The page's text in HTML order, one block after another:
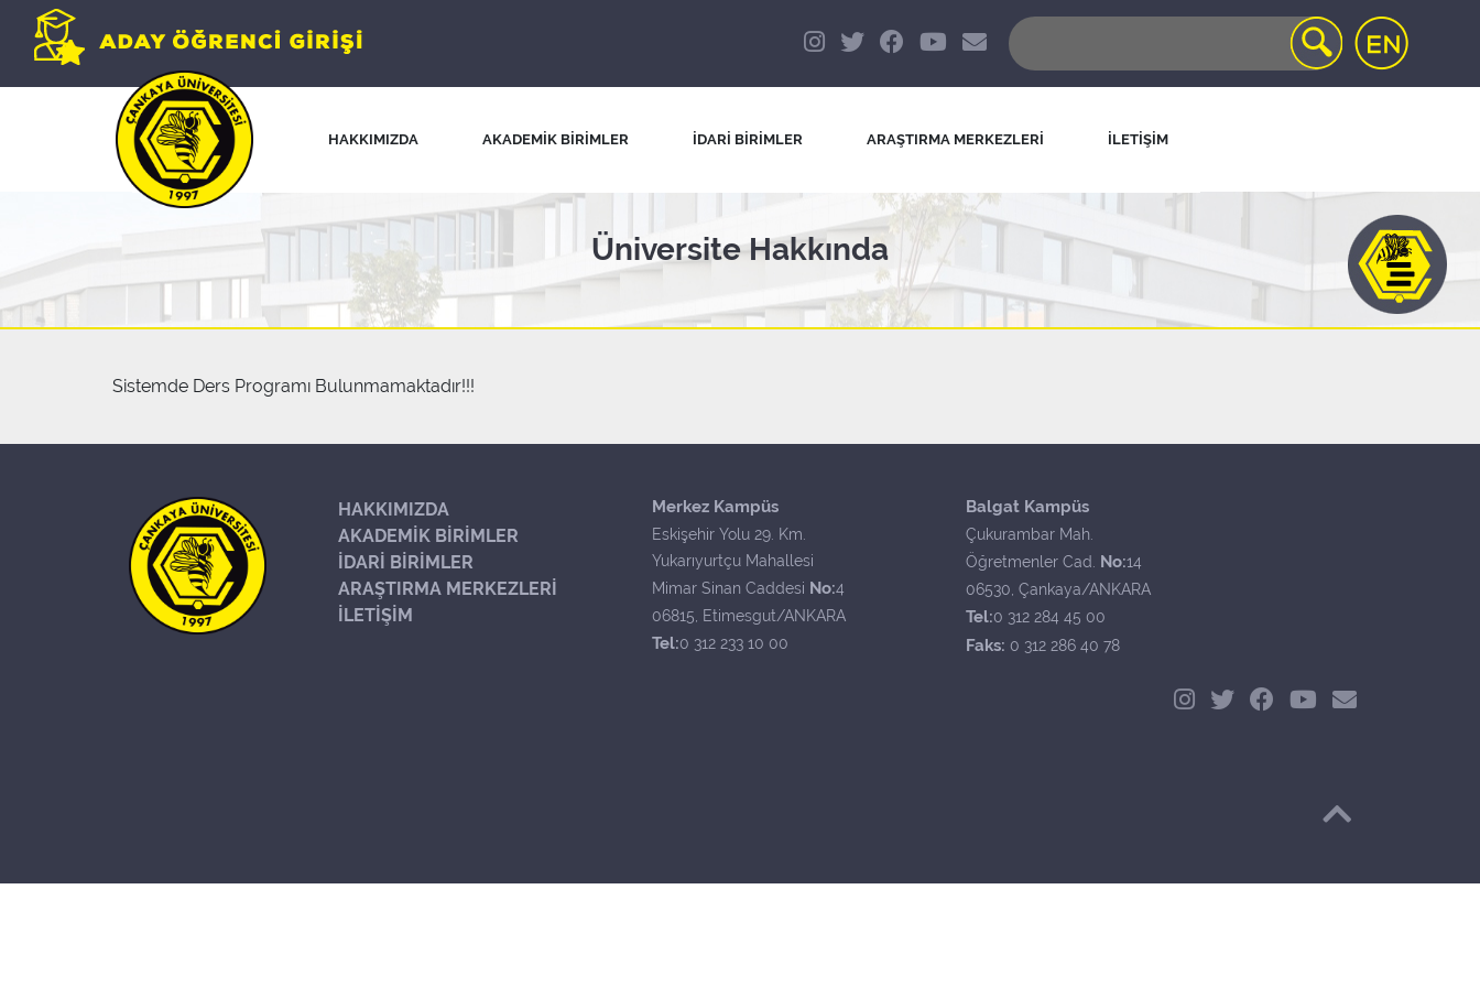
HAKKIMIZDA AKADEMİK BİRİMLER İDARİ BİRİMLER ARAŞTIRMA MERKEZLERİ İLETİŞİM
Üniversite Hakkında
Sistemde Ders Programı Bulunmamaktadır!!!
HAKKIMIZDA
AKADEMİK BİRİMLER
İDARİ BİRİMLER
ARAŞTIRMA MERKEZLERİ
İLETİŞİM
Merkez Kampüs
Eskişehir Yolu 29. Km.
Yukarıyurtçu Mahallesi
Mimar Sinan Caddesi No:4
06815, Etimesgut/ANKARA
Tel:0 312 233 10 00
Balgat Kampüs
Çukurambar Mah.
Öğretmenler Cad. No:14
06530, Çankaya/ANKARA
Tel:0 312 284 45 00
Faks: 0 312 286 40 78